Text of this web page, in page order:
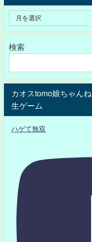
検索
カオスtomo娘ちゃん
生ゲーム
ハゲて無双